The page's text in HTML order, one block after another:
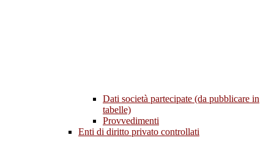
Dati società partecipate (da pubblicare in
tabelle)
Provvedimenti
Enti di diritto privato controllati